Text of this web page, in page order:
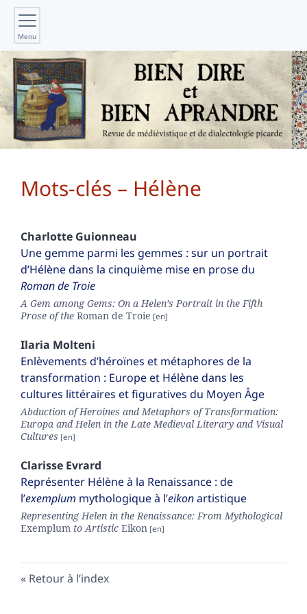
Menu
Mots-clés – Hélène
Charlotte Guionneau
Une gemme parmi les gemmes : sur un portrait
d’Hélène dans la cinquième mise en prose du
Roman de Troie
A Gem among Gems: On a Helen’s Portrait in the Fifth
Prose of the Roman de Troie
Ilaria Molteni
Enlèvements d’héroïnes et métaphores de la
transformation : Europe et Hélène dans les
cultures littéraires et figuratives du Moyen Âge
Abduction of Heroines and Metaphors of Transformation:
Europa and Helen in the Late Medieval Literary and Visual
Cultures
Clarisse Evrard
Représenter Hélène à la Renaissance : de
l’exemplum mythologique à l’eikonartistique
Representing Helen in the Renaissance: From Mythological
Exemplum to Artistic Eikon
Retour à l’index